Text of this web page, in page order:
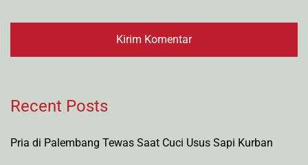
Recent Posts
Pria di Palembang Tewas Saat Cuci Usus Sapi Kurban